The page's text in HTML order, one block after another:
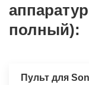
полный):
Пульт для